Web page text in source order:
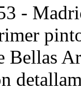
-
Bellas